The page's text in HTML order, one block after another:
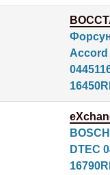
Accord
DTEC